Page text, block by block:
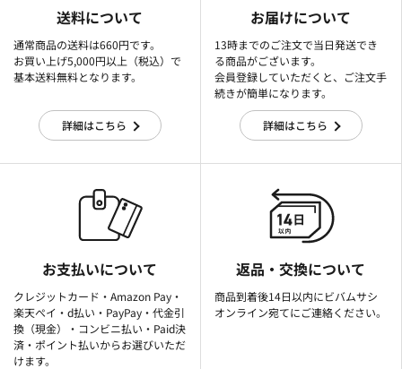
送料について
通常商品の送料は660円です。
お買い上げ5,000円以上（税込）で
基本送料無料となります。
詳細はこちら
お届けについて
13時までのご注文で当日発送でき
る商品がございます。
会員登録していただくと、ご注文手
続きが簡単になります。
詳細はこちら
お支払いについて
クレジットカード・Amazon Pay・
楽天ぺイ・d払い・PayPay・代金引
換（現金）・コンビニ払い・Paid決
済・ポイント払いからお選びいただ
けます。
返品・交換について
商品到着後14日以内にビバムサシ
オンライン宛てにご連絡ください。